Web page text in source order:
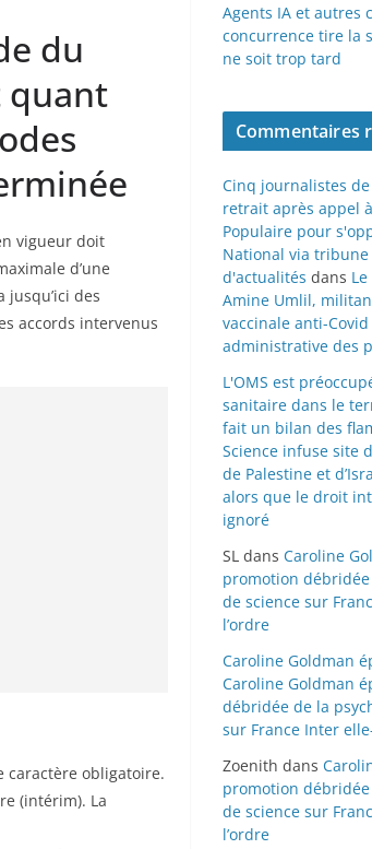
du
quant
vigueur doit
d’une
jusqu’ici des
accords intervenus
caractère obligatoire.
(intérim). La
Agents IA et autres
concurrence tire la
ne soit trop tard
Commentaires
Cinq journalistes
retrait après appel
Populaire pour
National via
d'actualités dans
Amine Umlil,
vaccinale anti-
administrative des
L'OMS est
sanitaire dans le
fait un bilan des
Science infuse site
de Palestine et
alors que le droit
ignoré
SL dans Caroline
promotion
de science sur
l’ordre
Caroline Goldman
Caroline Goldman
débridée de la
sur France Inter
Zoenith dans
promotion
de science sur
l’ordre